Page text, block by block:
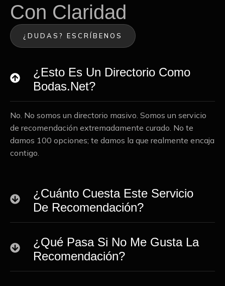
Con Claridad
¿DUDAS? ESCRÍBENOS
¿Esto Es Un Directorio Como
Bodas.net?
No. No somos un directorio masivo. Somos un servicio
de recomendación extremadamente curado. No te
damos 100 opciones; te damos la que realmente encaja
contigo.
¿Cuánto Cuesta Este Servicio
De Recomendación?
¿Qué Pasa Si No Me Gusta La
Recomendación?